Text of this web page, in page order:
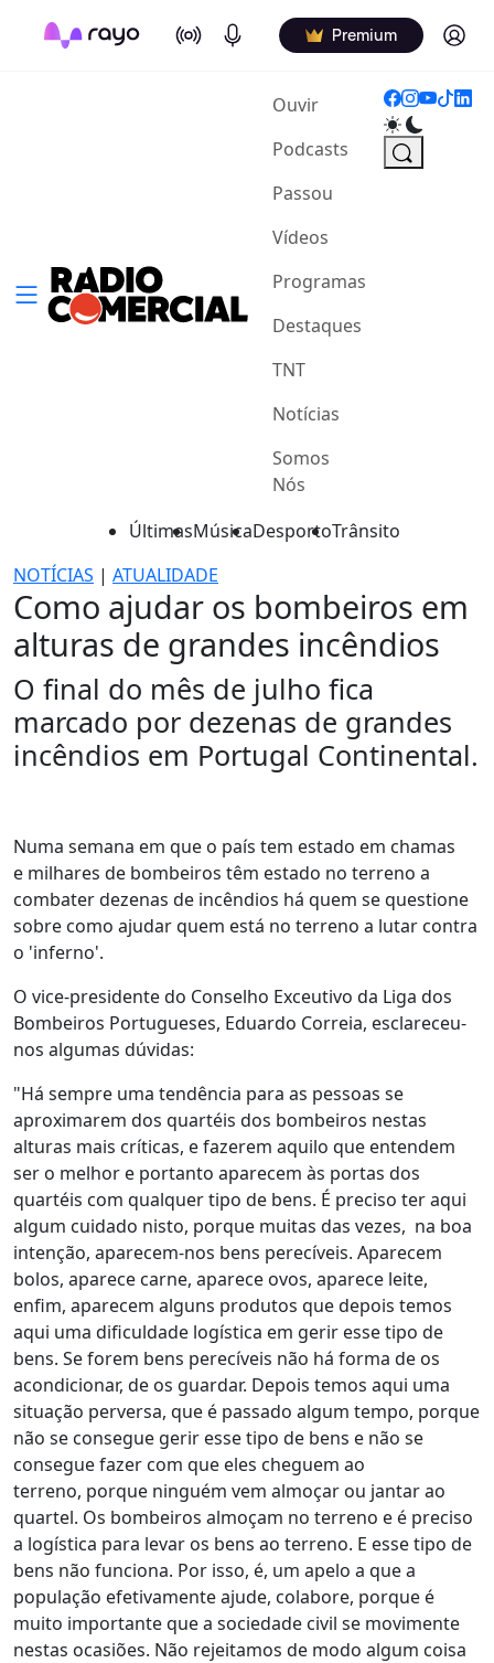
On Air Podcasts Premium Log in
Ouvir(current)
Podcasts
Passou
Vídeos
Programas
Destaques
TNT
Notícias
Somos
Nós
ÚltimasMúsicaDesportoTrânsito
NOTÍCIAS | ATUALIDADE
Como ajudar os bombeiros em
alturas de grandes incêndios
O final do mês de julho fica
marcado por dezenas de grandes
incêndios em Portugal Continental.
Numa semana em que o país tem estado em chamas
e milhares de bombeiros têm estado no terreno a
combater dezenas de incêndios há quem se questione
sobre como ajudar quem está no terreno a lutar contra
o 'inferno'.
O vice-presidente do Conselho Exceutivo da Liga dos
Bombeiros Portugueses, Eduardo Correia, esclareceu-
nos algumas dúvidas:
"Há sempre uma tendência para as pessoas se
aproximarem dos quartéis dos bombeiros nestas
alturas mais críticas, e fazerem aquilo que entendem
ser o melhor e portanto aparecem às portas dos
quartéis com qualquer tipo de bens. É preciso ter aqui
algum cuidado nisto, porque muitas das vezes, na boa
intenção, aparecem-nos bens perecíveis. Aparecem
bolos, aparece carne, aparece ovos, aparece leite,
enfim, aparecem alguns produtos que depois temos
aqui uma dificuldade logística em gerir esse tipo de
bens. Se forem bens perecíveis não há forma de os
acondicionar, de os guardar. Depois temos aqui uma
situação perversa, que é passado algum tempo, porque
não se consegue gerir esse tipo de bens e não se
consegue fazer com que eles cheguem ao
terreno, porque ninguém vem almoçar ou jantar ao
quartel. Os bombeiros almoçam no terreno e é preciso
a logística para levar os bens ao terreno. E esse tipo de
bens não funciona. Por isso, é, um apelo a que a
população efetivamente ajude, colabore, porque é
muito importante que a sociedade civil se movimente
nestas ocasiões. Não rejeitamos de modo algum coisa